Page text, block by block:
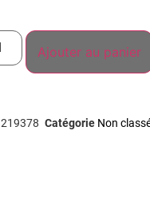
Ajouter au panier
219378 Catégorie Non